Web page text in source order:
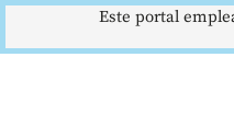
Este portal